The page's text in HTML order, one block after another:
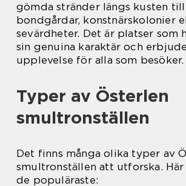
gömda stränder längs kusten
bondgårdar, konstnärskolonier
sevärdheter. Det är platser som
sin genuina karaktär och
upplevelse för alla som besöker.
Typer av Österlen
smultronställen
Det finns många olika typer av
smultronställen att utforska. Här
de populäraste: